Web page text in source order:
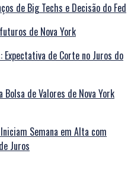
de Big Techs e Decisão do Fed
Expectativa de Corte no Juros do
Semana em Alta com
Juros